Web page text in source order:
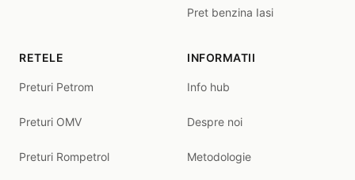
Pret benzina Iasi
RETELE
Preturi Petrom
Preturi OMV
Preturi Rompetrol
INFORMATII
Info hub
Despre noi
Metodologie